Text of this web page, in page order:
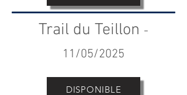
Trail du Teillon -
11/05/2025
DISPONIBLE